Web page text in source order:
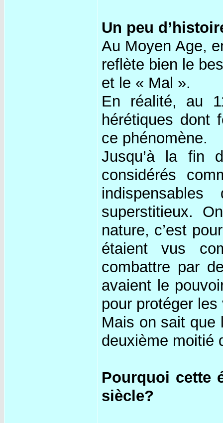
Un peu
Au Moyen Age,
reflète bien le
et le « Mal ».
En réalité, au
hérétiques dont
ce phénomène.
Jusqu’à la fin
considérés
superstitieux.
nature, c’est
étaient vus
combattre par
avaient le
pour protéger
Mais on sait que
deuxième moitié
Pourquoi cette
siècle?